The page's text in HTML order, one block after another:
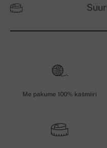
Me pakume 100% kašmiiri